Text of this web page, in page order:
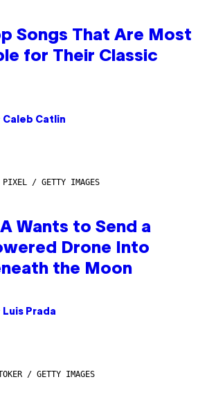
Songs That Are Most
for Their Classic
Caleb Catlin
PIXEL / GETTY IMAGES
Wants to Send a
Drone Into
the Moon
Luis Prada
/ GETTY IMAGES